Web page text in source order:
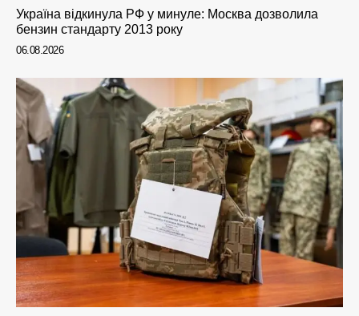
Україна відкинула РФ у минуле: Москва дозволила
бензин стандарту 2013 року
06.08.2026